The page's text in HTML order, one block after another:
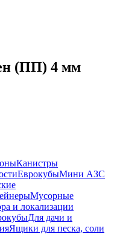
(ПП) 4 мм
Канистры
ЕврокубыМини АЗС
Мусорные
и локализации
Для дачи и
Ящики для песка, соли